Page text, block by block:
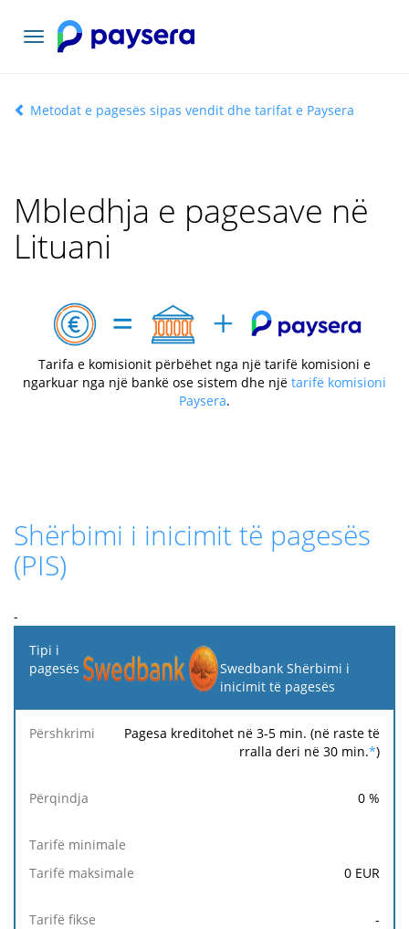
Lundrimi
toggle
Metodat e pagesës sipas vendit dhe tarifat e Paysera
Mbledhja e pagesave në
Lituani
Tarifa e komisionit përbëhet nga një tarifë komisioni e
ngarkuar nga një bankë ose sistem dhe një tarifë komisioni
Paysera.
Shërbimi i inicimit të pagesës
(PIS)
-
Tipi i
pagesës
Tarifë
minimale
Tarifë
maksimale
Swedbank Shërbimi i
inicimit të pagesës
Pagesa kreditohet në 3-5 min. (në raste të
rralla deri në 30 min.*)
0 %
0 EUR
-